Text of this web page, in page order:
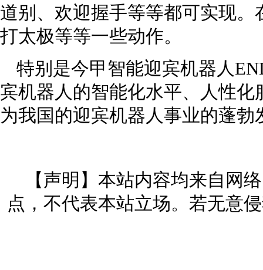
道别、欢迎握手等等都可实现
打太极等等一些动作。
特别是今甲智能迎宾机器人
宾机器人的智能化水平、人性
为我国的迎宾机器人事业的蓬
【声明】本站内容均来自网
点，不代表本站立场。若无意